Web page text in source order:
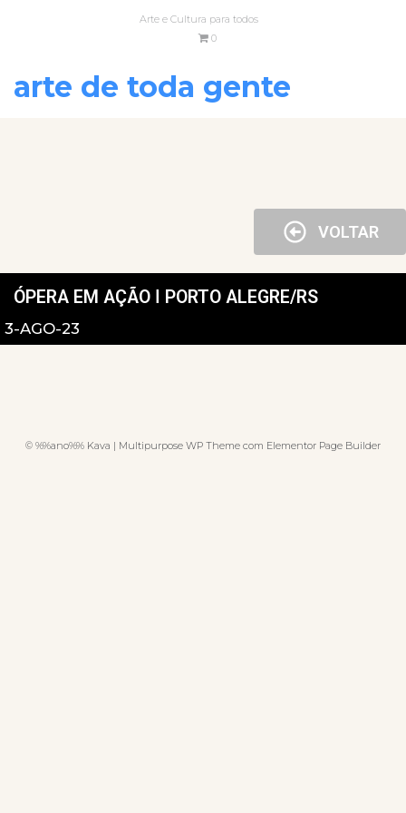
Arte e Cultura para todos
0
arte de toda gente
VOLTAR
ÓPERA EM AÇÃO ǀ PORTO ALEGRE/RS
3-AGO-23
© %%ano%% Kava | Multipurpose WP Theme com Elementor Page Builder